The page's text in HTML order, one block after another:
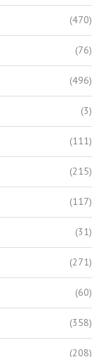
(470)
(76)
(496)
(3)
(111)
(215)
(117)
(31)
(271)
(60)
(358)
(208)